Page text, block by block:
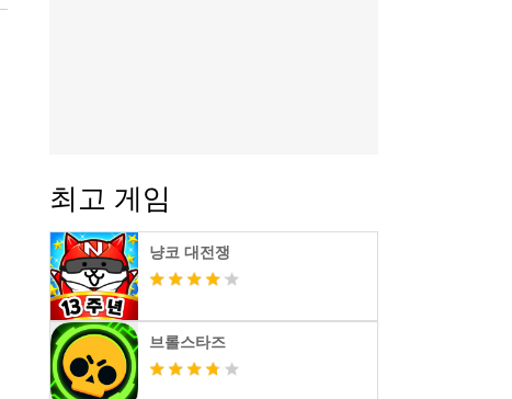
최고 게임
냥코 대전쟁
브롤스타즈